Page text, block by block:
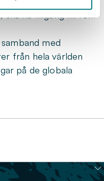
ska ha tillgång till rent
med
från hela världen
på de globala